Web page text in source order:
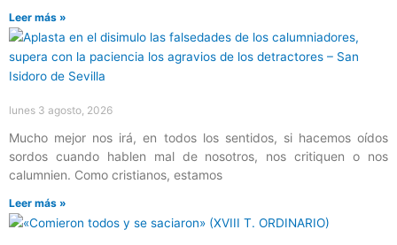
Leer más »
lunes 3 agosto, 2026
Mucho mejor nos irá, en todos los sentidos, si hacemos oídos
sordos cuando hablen mal de nosotros, nos critiquen o nos
calumnien. Como cristianos, estamos
Leer más »